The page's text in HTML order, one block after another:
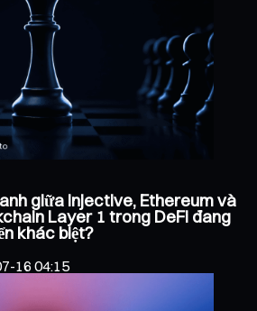
giữa Injective, Ethereum và
Layer 1 trong DeFi đang
khác biệt?
16 04:15